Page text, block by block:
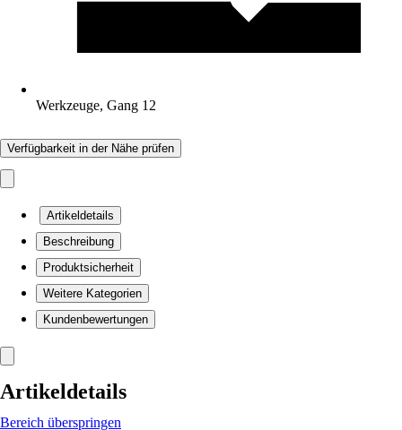
Werkzeuge, Gang 12
Verfügbarkeit in der Nähe prüfen
Artikeldetails
Beschreibung
Produktsicherheit
Weitere Kategorien
Kundenbewertungen
Artikeldetails
Bereich überspringen